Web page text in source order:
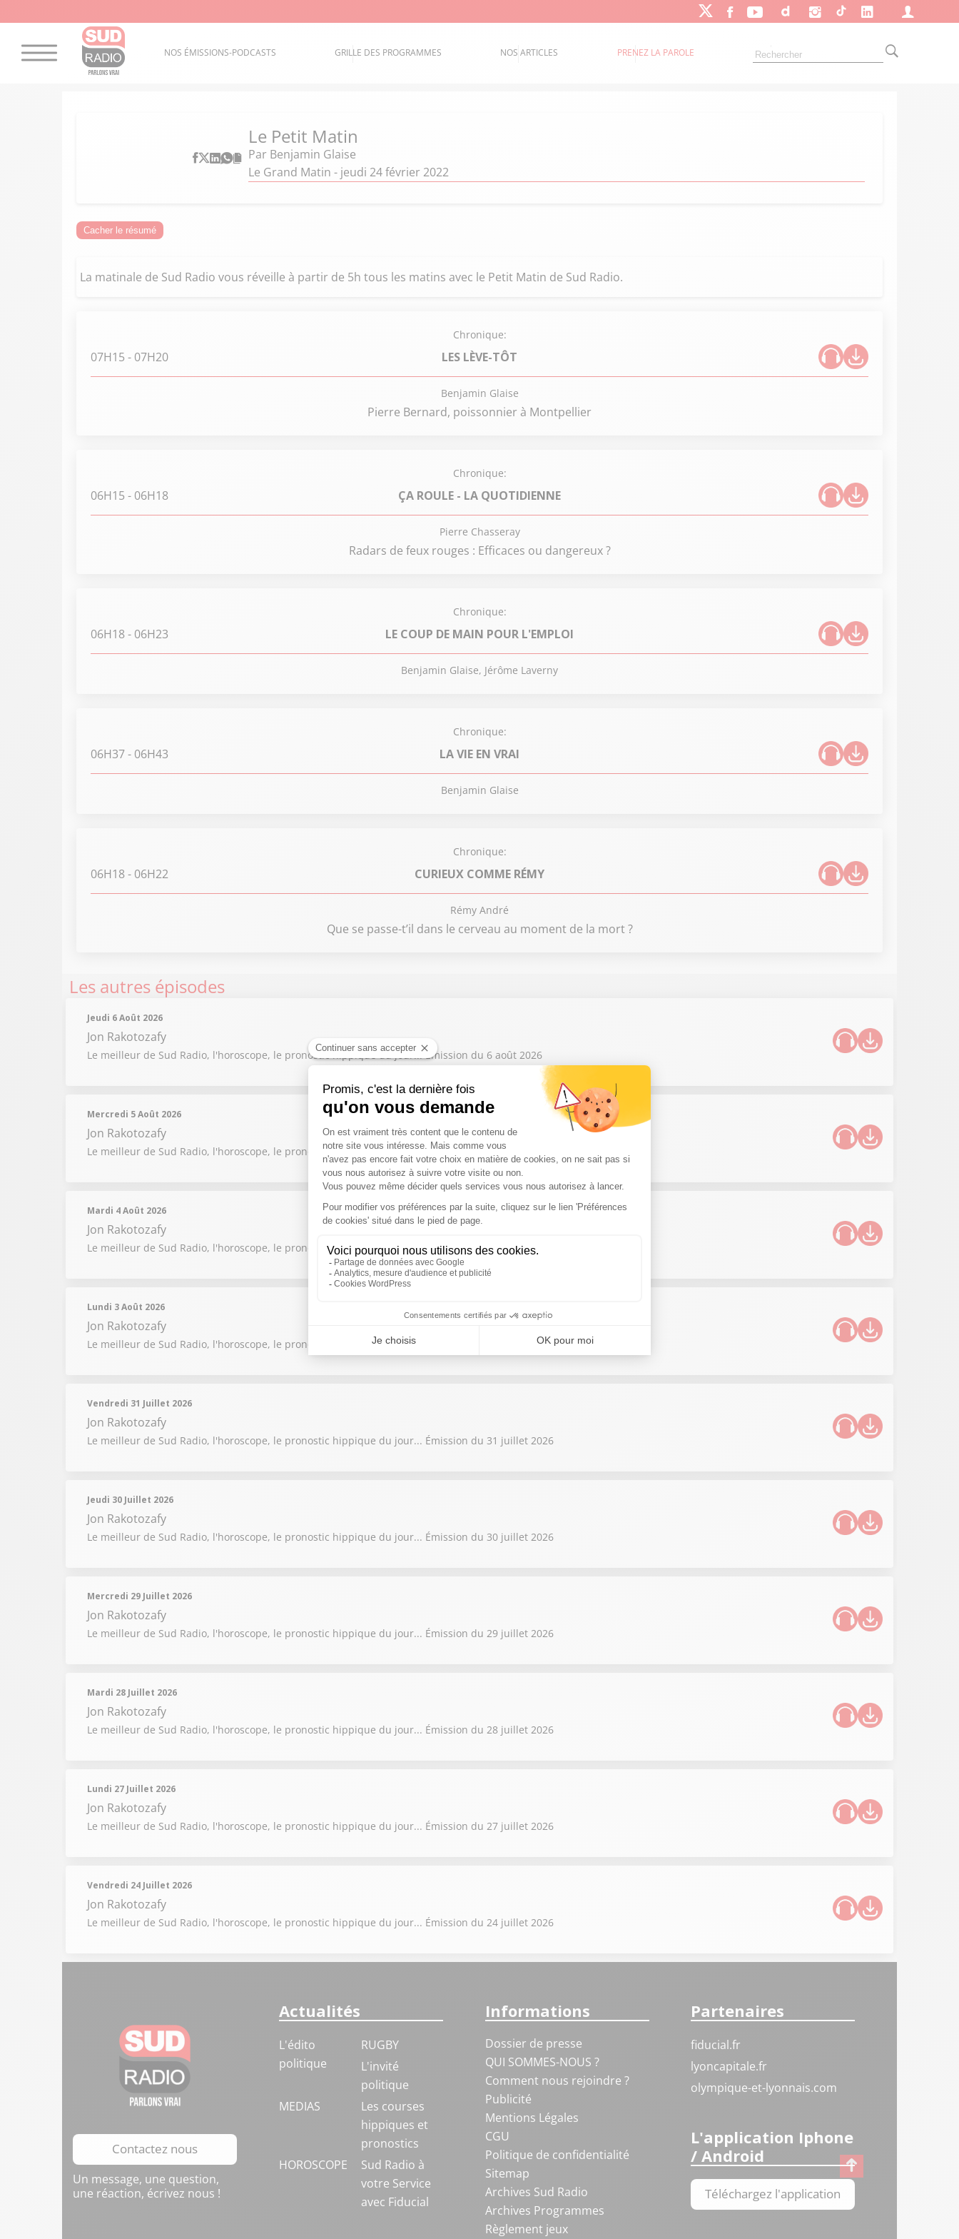
NOS ÉMISSIONS-PODCASTS GRILLE DES PROGRAMMES NOS ARTICLES PRENEZ LA PAROLE
Le Petit Matin
Par Benjamin Glaise
Le Grand Matin - jeudi 24 février 2022
Cacher le résumé
La matinale de Sud Radio vous réveille à partir de 5h tous les matins avec le Petit Matin de Sud Radio.
Chronique:
07H15 - 07H20 LES LÈVE-TÔT
Benjamin Glaise
Pierre Bernard, poissonnier à Montpellier
Chronique:
06H15 - 06H18 ÇA ROULE - LA QUOTIDIENNE
Pierre Chasseray
Radars de feux rouges : Efficaces ou dangereux ?
Chronique:
06H18- 06H23 LE COUP DE MAIN POUR L'EMPLOI
Benjamin Glaise, Jérôme Laverny
Chronique:
06H37- 06H43 LA VIE EN VRAI
Benjamin Glaise
Chronique:
06H18- 06H22 CURIEUX COMME RÉMY
Rémy André
Que se passe-t’il dans le cerveau au moment de la mort ?
Les autres épisodes
Jeudi 6 Août 2026
Jon Rakotozafy
Le meilleur de Sud Radio, l'horoscope, le pronostic hippique du jour... Émission du 6 août 2026
Mercredi 5 Août 2026
Jon Rakotozafy
Le meilleur de Sud Radio, l'horoscope, le pronostic hippique du jour... Émission du 5 août 2026
Mardi 4 Août 2026
Jon Rakotozafy
Le meilleur de Sud Radio, l'horoscope, le pronostic hippique du jour... Émission du 4 août 2026
Lundi 3 Août 2026
Jon Rakotozafy
Le meilleur de Sud Radio, l'horoscope, le pronostic hippique du jour... Émission du 3 août 2026
Vendredi 31 Juillet 2026
Jon Rakotozafy
Le meilleur de Sud Radio, l'horoscope, le pronostic hippique du jour... Émission du 31 juillet 2026
Jeudi 30 Juillet 2026
Jon Rakotozafy
Le meilleur de Sud Radio, l'horoscope, le pronostic hippique du jour... Émission du 30 juillet 2026
Mercredi 29 Juillet 2026
Jon Rakotozafy
Le meilleur de Sud Radio, l'horoscope, le pronostic hippique du jour... Émission du 29 juillet 2026
Mardi 28 Juillet 2026
Jon Rakotozafy
Le meilleur de Sud Radio, l'horoscope, le pronostic hippique du jour... Émission du 28 juillet 2026
Lundi 27 Juillet 2026
Jon Rakotozafy
Le meilleur de Sud Radio, l'horoscope, le pronostic hippique du jour... Émission du 27 juillet 2026
Vendredi 24 Juillet 2026
Jon Rakotozafy
Le meilleur de Sud Radio, l'horoscope, le pronostic hippique du jour... Émission du 24 juillet 2026
Contactez nous
Un message, une question,
une réaction, écrivez nous !
Actualités
L'édito
politique
RUGBY
L'invité
politique
MEDIAS
Les courses
hippiques et
pronostics
HOROSCOPE
Sud Radio à
votre Service
avec Fiducial
Informations
Dossier de presse
QUI SOMMES-NOUS ?
Comment nous rejoindre ?
Publicité
Mentions Légales
CGU
Politique de confidentialité
Sitemap
Archives Sud Radio
Archives Programmes
Règlement jeux
Partenaires
fiducial.fr
lyoncapitale.fr
olympique-et-lyonnais.com
L'application Iphone
/ Android
Téléchargez l'application